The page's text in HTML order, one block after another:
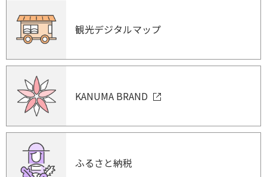
観光デジタルマップ
KANUMA BRAND
ふるさと納税